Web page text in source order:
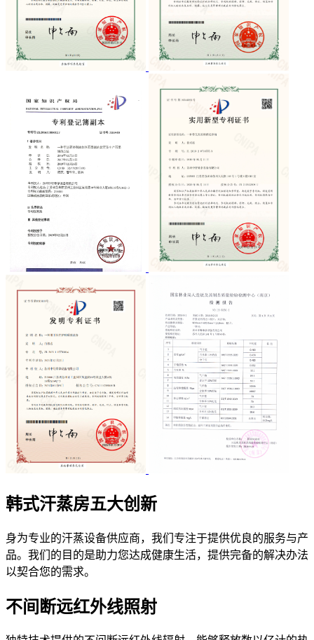
韩式汗蒸房五大创新
身为专业的汗蒸设备供应商，我们专注于提供优良的服务与产
品。我们的目的是助力您达成健康生活，提供完备的解决办法
以契合您的需求。
不间断远红外线照射